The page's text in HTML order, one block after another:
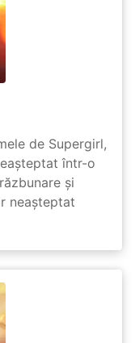
de Supergirl,
într-o
și
neașteptat